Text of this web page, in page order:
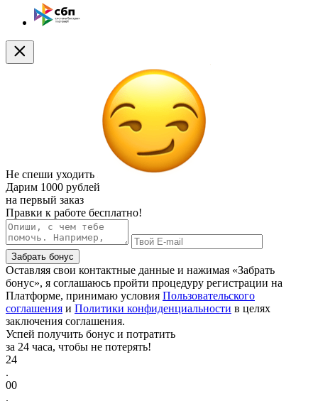
Не спеши уходить
Дарим 1000 рублей
на первый заказ
Правки к работе бесплатно!
Забрать бонус
Оставляя свои контактные данные и нажимая «Забрать
бонус», я соглашаюсь пройти процедуру регистрации на
Платформе, принимаю условия Пользовательского
соглашения и Политики конфиденциальности в целях
заключения соглашения.
Успей получить бонус и потратить
за 24 часа, чтобы не потерять!
24
.
00
.